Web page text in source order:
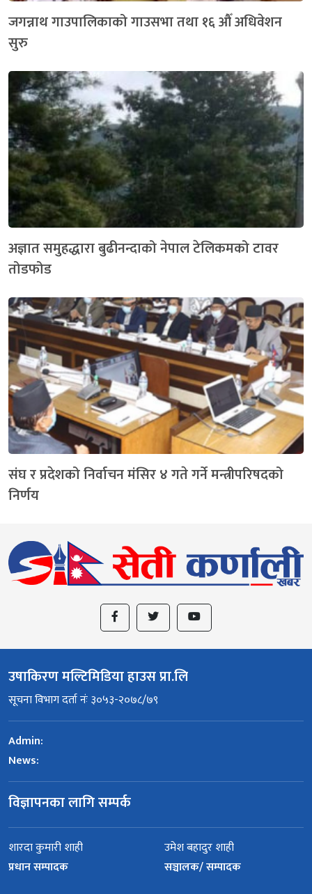
जगन्नाथ गाउपालिकाको गाउसभा तथा १६ औँ अधिवेशन
सुरु
अज्ञात समुहद्धारा बुढीनन्दाको नेपाल टेलिकमको टावर
तोडफोड
संघ र प्रदेशको निर्वाचन मंसिर ४ गते गर्ने मन्त्रीपरिषदको
निर्णय
उषाकिरण मल्टिमिडिया हाउस प्रा.लि
सूचना विभाग दर्ता नंः ३०५३-२०७८/७९
Admin:
News:
विज्ञापनका लागि सम्पर्क
शारदा कुमारी शाही
प्रधान सम्पादक
उमेश बहादुर शाही
सञ्चालक/ सम्पादक